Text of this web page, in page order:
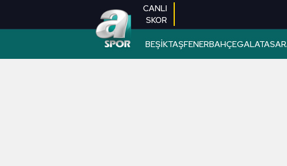
CANLI
SKOR
BEŞİKTAŞFENERBAHÇE